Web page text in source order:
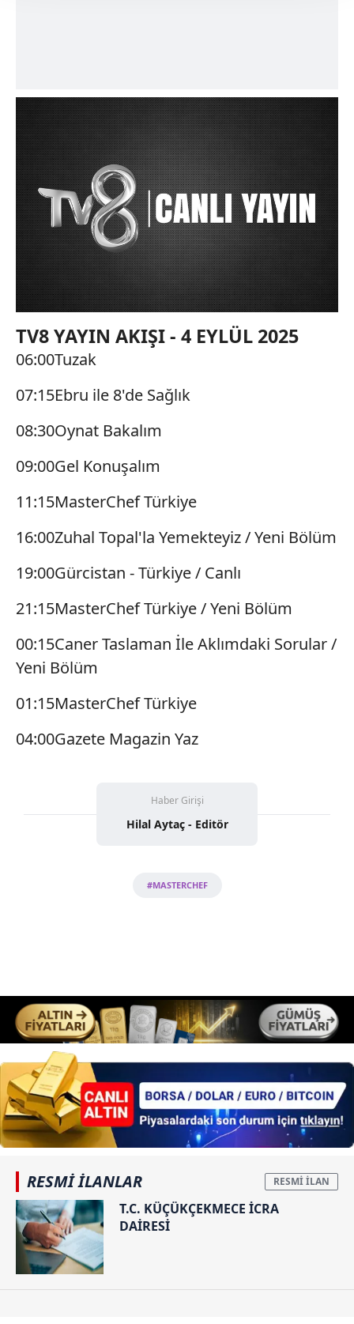
kullanılmaktadır. Bu çerezler vasıtasıyla çeşitli kişisel
verileriniz işlenmekte olup gerekli olan çerezler bilgi
toplumu hizmetlerinin sunulması amacıyla
kullanılmaktadır. Diğer çerezler, sitemizin daha işlevsel
kılınması ve kişiselleştirilmesi ve sizlere yönelik
reklam/pazarlama faaliyetlerinin yapılması, amaçlarıyla
sınırlı olarak açık rızanız dahilinde kullanılacaktır.
Çerezlere ilişkin tercihlerinizi aşağıda yer alan panel
vasıtasıyla belirleyebilirsiniz. Çerezlere ilişkin detaylı bilgi
için Ayarlar butonuna tıklayabilir,Çerez Bilgilendirme
Metnimiziziyaret edebilirsiniz.
6698 sayılı Kişisel Verilerin Korunması Kanunu uyarınca
ilgili mevzuata uygun olarak kullanılan çerezlerle ilgili bilgi
TV8 YAYIN AKIŞI - 4 EYLÜL 2025
06:00Tuzak
07:15Ebru ile 8'de Sağlık
08:30Oynat Bakalım
09:00Gel Konuşalım
11:15MasterChef Türkiye
16:00Zuhal Topal'la Yemekteyiz / Yeni Bölüm
19:00Gürcistan - Türkiye / Canlı
21:15MasterChef Türkiye / Yeni Bölüm
00:15Caner Taslaman İle Aklımdaki Sorular /
Yeni Bölüm
01:15MasterChef Türkiye
04:00Gazete Magazin Yaz
Haber Girişi
Hilal Aytaç - Editör
#MASTERCHEF
RESMİ İLANLAR
T.C. KÜÇÜKÇEKMECE İCRA
DAİRESİ